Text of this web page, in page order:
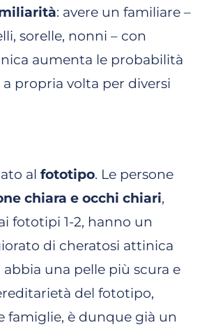
: avere un familiare –
sorelle, nonni – con
aumenta le probabilità
propria volta per diversi
al fototipo. Le persone
chiara e occhi chiari,
fototipi 1-2, hanno un
di cheratosi attinica
una pelle più scura e
del fototipo,
famiglie, è dunque già un